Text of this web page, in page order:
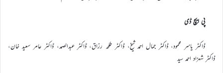
پی ایچ ڈی
ڈاکٹر یاسر محمود، ڈاکٹر جمال احمد شیخ، ڈاکٹر طلحہ رزاق، ڈاکٹر عبدالصمد، ڈاکٹر عامر سعید خان،
ڈاکٹر شہزاد احمد سید